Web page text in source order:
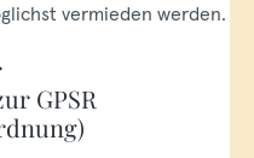
vermieden werden.
GPSR